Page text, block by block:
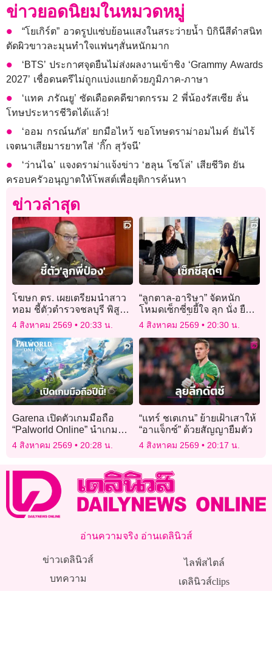
ข่าวยอดนิยมในหมวดหมู่
“โยเกิร์ต” อวดรูปแซ่บย้อนแสงในสระว่ายน้ำ บิกินีสีดำสนิท
ตัดผิวขาวละมุนทำใจแฟนๆสั่นหนักมาก
‘BTS’ ประกาศจุดยืนไม่ส่งผลงานเข้าชิง ‘Grammy Awards
2027’ เชื่อดนตรีไม่ถูกแบ่งแยกด้วยภูมิภาค-ภาษา
‘แทค ภรัณยู’ ซัดเดือดคดีฆาตกรรม 2 พี่น้องรัสเซีย ลั่น
โทษประหารชีวิตได้แล้ว!
‘ออม กรณ์นภัส’ ยกมือไหว้ ขอโทษดราม่าอมไมค์ ยันไร้
เจตนาเสียมารยาทใส่ ‘กิ๊ก สุวัจนี’
‘ว่านไฉ’ แจงดราม่าแจ้งข่าว ‘ฮลุน โซโล่’ เสียชีวิต ยัน
ครอบครัวอนุญาตให้โพสต์เพื่อยุติการค้นหา
ข่าวล่าสุด
โฆษก ตร. เผยเตรียมนำสาว
ทอม ชี้ตัวตำรวจชลบุรี พิสูจน์
ปม “ลูกพี่ป๋อง”
4 สิงหาคม 2569 20:33 น.
“ลูกตาล-อาริษา” จัดหนัก
โหมดเซ็กซี่ขยี้ใจ ลุก นั่ง ยืน
เป๊ะปังแซ่บซี้ดสุดองศา!
4 สิงหาคม 2569 20:30 น.
Garena เปิดตัวเกมมือถือ
“Palworld Online” นำเกม
MMORPG ดัง มาเปิดภายใน
4 สิงหาคม 2569 20:28 น.
“แทร์ ชเตเกน” ย้ายเฝ้าเสาให้
“อาแจ็กซ์” ด้วยสัญญายืมตัว
4 สิงหาคม 2569 20:17 น.
อ่านความจริง อ่านเดลินิวส์
ข่าวเดลินิวส์
บทความ
ไลฟ์สไตล์
เดลินิวส์clips